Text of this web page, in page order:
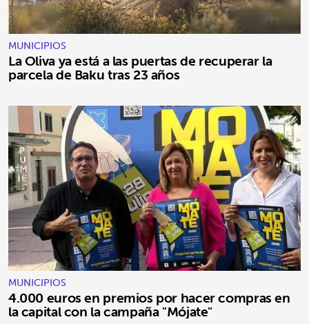
MUNICIPIOS
La Oliva ya está a las puertas de recuperar la
parcela de Baku tras 23 años
MUNICIPIOS
4.000 euros en premios por hacer compras en
la capital con la campaña "Mójate"